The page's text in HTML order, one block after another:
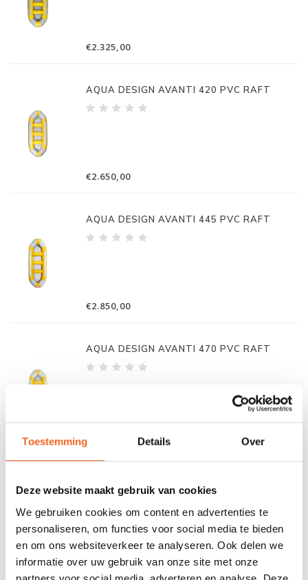
Toestemming Details Over
Deze website maakt gebruik van cookies
We gebruiken cookies om content en advertenties te
personaliseren, om functies voor social media te bieden
en om ons websiteverkeer te analyseren. Ook delen we
informatie over uw gebruik van onze site met onze
€2.325,00
AQUA DESIGN AVANTI 420 PVC RAFT
€2.650,00
AQUA DESIGN AVANTI 445 PVC RAFT
€2.850,00
AQUA DESIGN AVANTI 470 PVC RAFT
€3.500,00